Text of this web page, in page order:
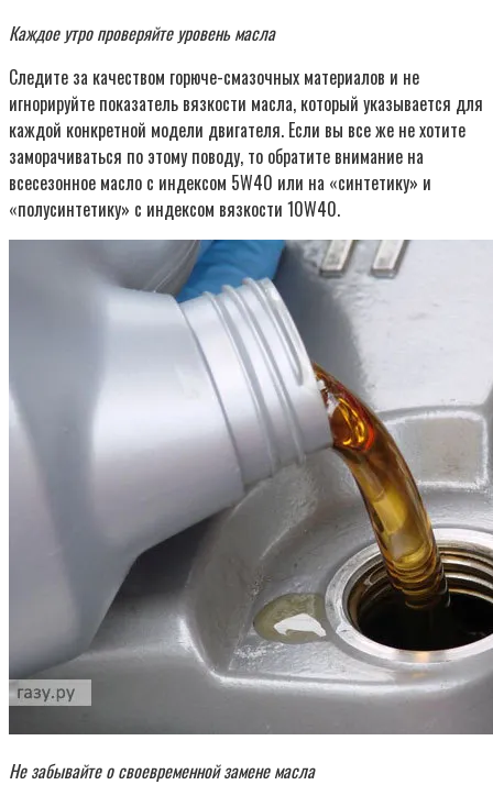
Каждое утро проверяйте уровень масла
Следите за качеством горюче-смазочных материалов и не
игнорируйте показатель вязкости масла, который указывается для
каждой конкретной модели двигателя. Если вы все же не хотите
заморачиваться по этому поводу, то обратите внимание на
всесезонное масло с индексом 5W40 или на «синтетику» и
«полусинтетику» с индексом вязкости 10W40.
Не забывайте о своевременной замене масла